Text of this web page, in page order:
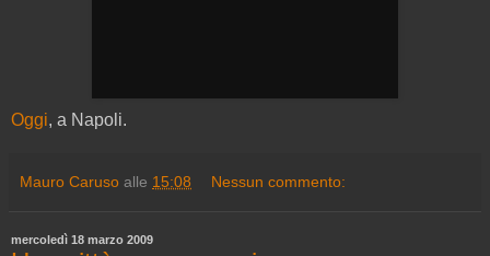
Oggi, a Napoli.
Mauro Caruso alle 15:08 Nessun commento:
mercoledì 18 marzo 2009